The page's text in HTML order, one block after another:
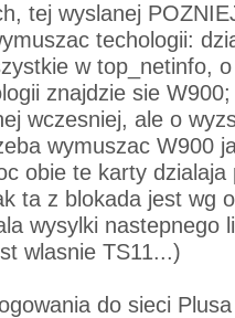
tej wyslanej
techologii:
w top_netinfo,
znajdzie sie
wczesniej, ale o
wymuszac W900
obie te karty dzialaja
ta z blokada jest wg
wysylki nastepnego
wlasnie TS11...)
do sieci